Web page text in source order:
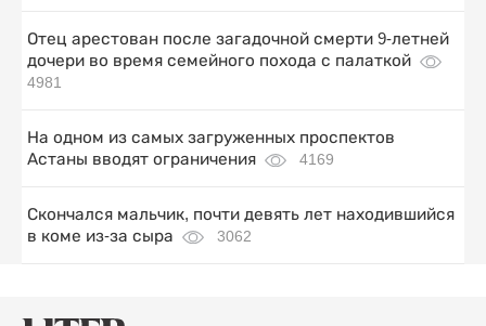
Отец арестован после загадочной смерти 9-летней
дочери во время семейного похода с палаткой
4981
На одном из самых загруженных проспектов
Астаны вводят ограничения
4169
Скончался мальчик, почти девять лет находившийся
в коме из-за сыра
3062